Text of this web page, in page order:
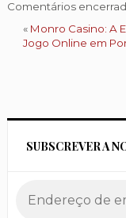
Comentários
« Monro Casino: A
Jogo Online em
SUBSCREVER A